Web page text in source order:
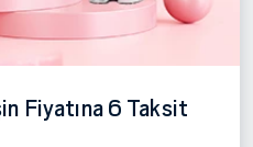
Fiyatına 6 Taksit